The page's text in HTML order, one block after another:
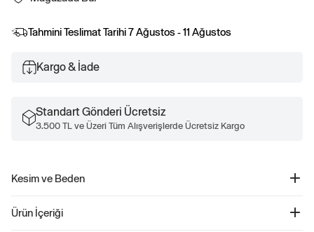
Tahmini Teslimat Tarihi7 Ağustos - 11 Ağustos
Kargo & İade
Standart Gönderi Ücretsiz
3.500 TL ve Üzeri Tüm Alışverişlerde Ücretsiz Kargo
Kesim ve Beden
Kalçada bitiyor.
Ürün İçeriği